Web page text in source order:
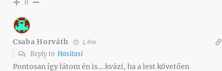
0
Csaba Horváth 4 éve
Reply to Hasitasi
Pontosan így látom én is….kvázi, ha a lest követően